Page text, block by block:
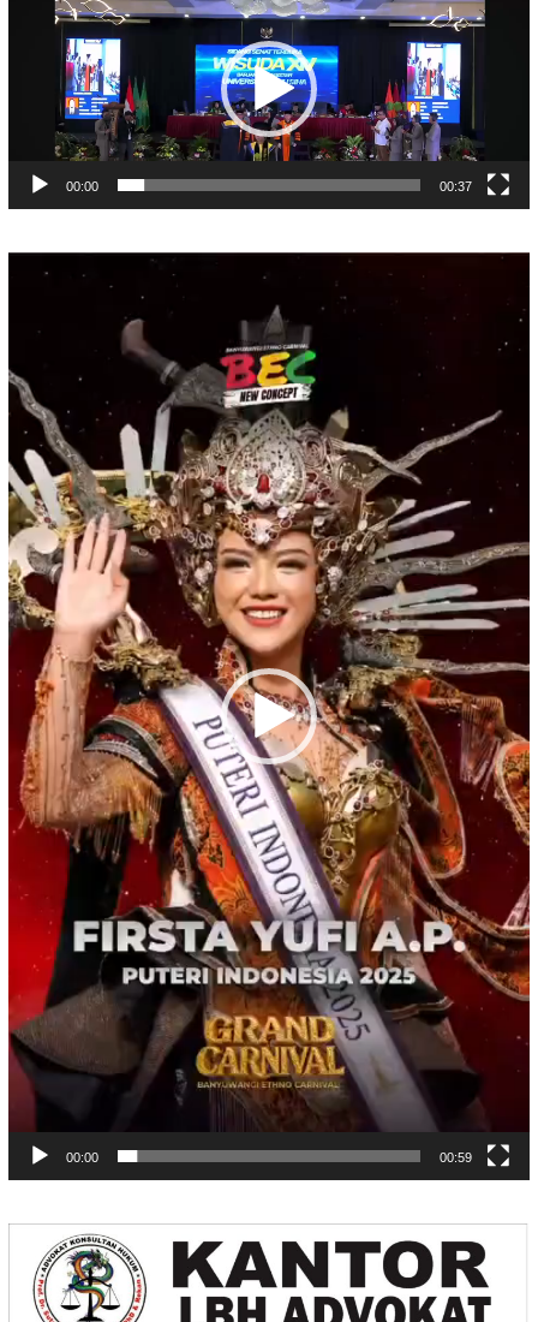
00:00 00:37
00:00 00:59